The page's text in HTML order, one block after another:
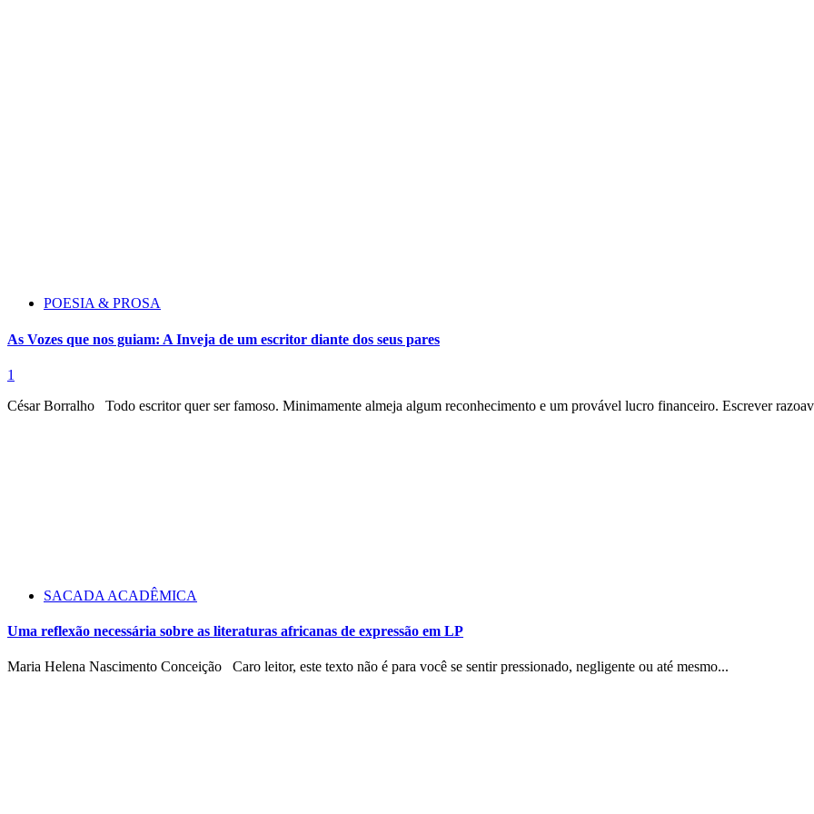
POESIA & PROSA
As Vozes que nos guiam: A Inveja de um escritor diante dos seus pares
1
César Borralho Todo escritor quer ser famoso. Minimamente almeja algum reconhecimento e um provável lucro financeiro. Escrever
SACADA ACADÊMICA
Uma reflexão necessária sobre as literaturas africanas de expressão em LP
Maria Helena Nascimento Conceição Caro leitor, este texto não é para você se sentir pressionado, negligente ou até mesmo...